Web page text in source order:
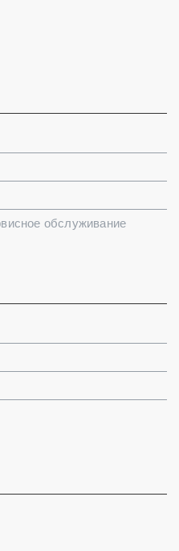
обслуживание